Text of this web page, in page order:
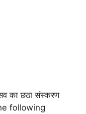
का छठा संस्करण
following